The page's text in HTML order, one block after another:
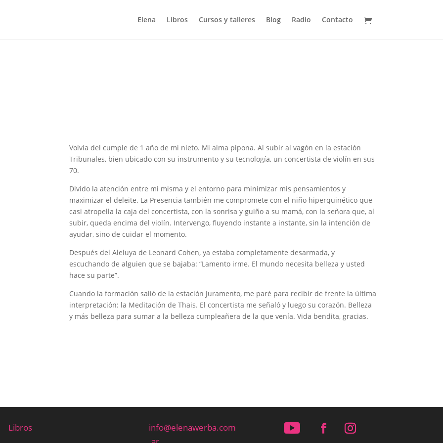
Elena Libros Cursos y talleres Blog Radio Contacto
Volvía del cumple de 1 año de mi nieto. Mi alma pipona. Al subir al vagón en la estación
Tribunales, bien ubicado con su instrumento y su tecnología, un concertista de violín en sus
70.
Divido la atención entre mi misma y el entorno para minimizar mis pensamientos y
maximizar el deleite. La Presencia también me compromete con el niño hiperquinético que
casi atropella la caja del concertista, con la sonrisa y guiño a su mamá, con la señora que, al
subir, queda encima del violín. Intervengo, fluyendo instante a instante, sin la intención de
ayudar, sino de cuidar el momento.
Después del Aleluya de Leonard Cohen, ya estaba completamente desarmada, y
escuchando de alguien que se bajaba: “Lamento irme. El mundo necesita belleza y usted
hace su parte”.
Cuando la formación salió de la estación Juramento, me paré para recibir de frente la última
interpretación: la Meditación de Thais. El concertista me señaló y luego su corazón. Belleza
y más belleza para sumar a la belleza cumpleañera de la que venía. Vida bendita, gracias.
Libros
info@elenawerba.com